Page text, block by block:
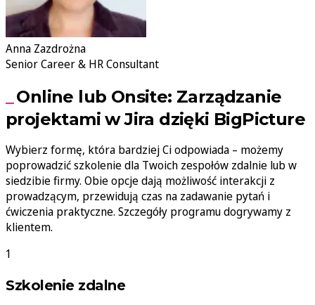
Anna Zazdrożna
Senior Career & HR Consultant
Online lub Onsite: Zarządzanie
projektami w Jira dzięki BigPicture
Wybierz formę, która bardziej Ci odpowiada – możemy
poprowadzić szkolenie dla Twoich zespołów zdalnie lub w
siedzibie firmy. Obie opcje dają możliwość interakcji z
prowadzącym, przewidują czas na zadawanie pytań i
ćwiczenia praktyczne. Szczegóły programu dogrywamy z
klientem.
Szkolenie zdalne